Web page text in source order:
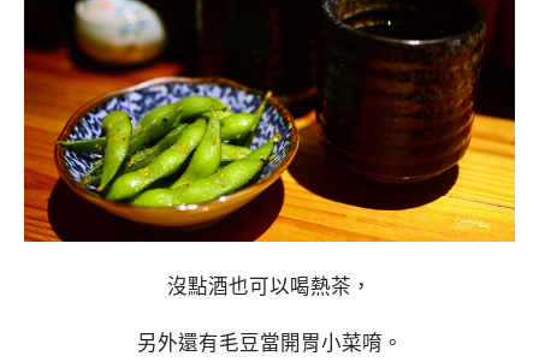
沒點酒也可以喝熱茶，
另外還有毛豆當開胃小菜唷。